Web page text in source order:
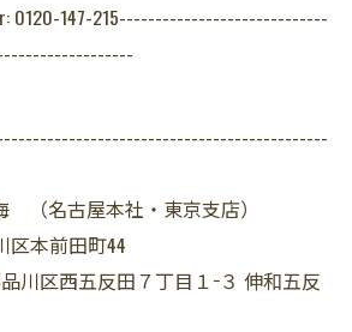
0120-147-215-----------------------------
（名古屋本社・東京支店）
区本前田町44
川区西五反田７丁目１−３ 伸和五反